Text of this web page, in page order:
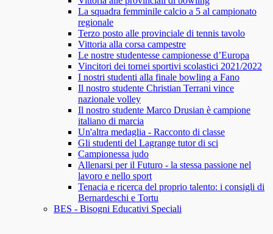
La squadra femminile calcio a 5 al campionato
regionale
Terzo posto alle provinciale di tennis tavolo
Vittoria alla corsa campestre
Le nostre studentesse campionesse d’Europa
Vincitori dei tornei sportivi scolastici 2021/2022
I nostri studenti alla finale bowling a Fano
Il nostro studente Christian Terrani vince
nazionale volley
Il nostro studente Marco Drusian è campione
italiano di marcia
Un'altra medaglia - Racconto di classe
Gli studenti del Lagrange tutor di sci
Campionessa judo
Allenarsi per il Futuro - la stessa passione nel
lavoro e nello sport
Tenacia e ricerca del proprio talento: i consigli di
Bernardeschi e Tortu
BES - Bisogni Educativi Speciali